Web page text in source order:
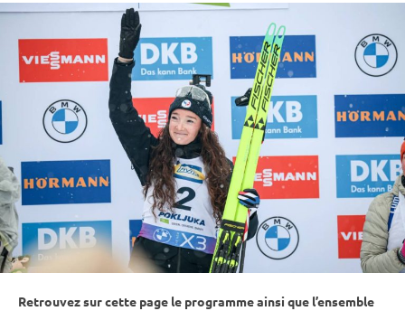
Retrouvez sur cette page le programme ainsi que l’ensemble